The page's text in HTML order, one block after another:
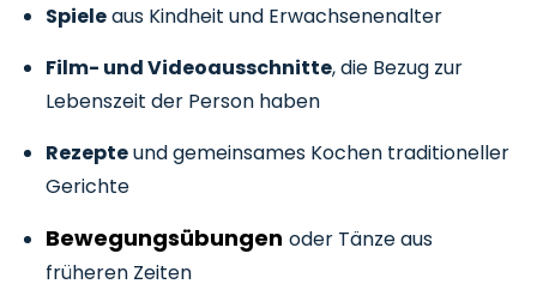
Spieleaus Kindheit und Erwachsenenalter
Film- und Videoausschnitte, die Bezug zur
Lebenszeit der Person haben
Rezepteund gemeinsames Kochen traditioneller
Gerichte
Bewegungsübungen oder Tänze aus
früheren Zeiten